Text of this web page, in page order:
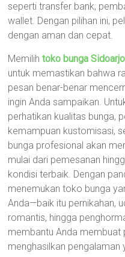
seperti transfer bank,
wallet. Dengan pilihan ini,
dengan aman dan cepat.
Memilihtoko bunga Sidoarjo
untuk memastikan bahwa
pesan benar-benar
ingin Anda sampaikan.
perhatikan kualitas bunga,
kemampuan kustomisasi,
bunga profesional akan
mulai dari pemesanan
kondisi terbaik. Dengan
menemukan toko bunga
Anda—baik itu pernikahan,
romantis, hingga
membantu Anda membuat
menghasilkan pengalaman